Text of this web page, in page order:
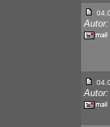
Autor:
Autor: